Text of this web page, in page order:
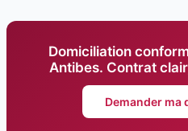
Domiciliation
Antibes. Contrat
Demander ma